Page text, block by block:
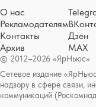
© 2012–2026 «ЯрНьюс»
Сетевое издание
надзору в сфере связи,
коммуникаций
О нас
Рекламодателям
Контакты
Архив
Дзен
MAX